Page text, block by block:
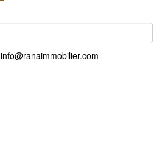
info@ranaimmobilier.com